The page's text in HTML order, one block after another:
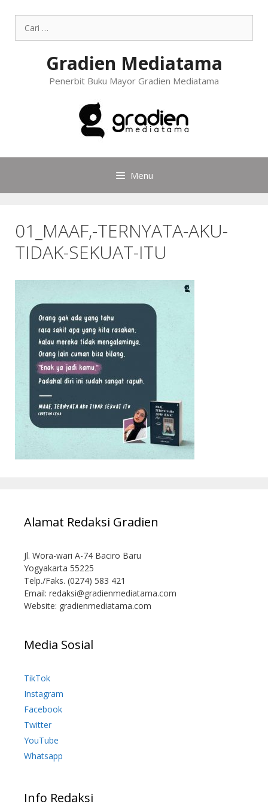
Gradien Mediatama
Penerbit Buku Mayor Gradien Mediatama
Menu
01_MAAF,-TERNYATA-AKU-
TIDAK-SEKUAT-ITU
Alamat Redaksi Gradien
Jl. Wora-wari A-74 Baciro Baru
Yogyakarta 55225
Telp./Faks. (0274) 583 421
Email: redaksi@gradienmediatama.com
Website: gradienmediatama.com
Media Sosial
TikTok
Instagram
Facebook
Twitter
YouTube
Whatsapp
Info Redaksi